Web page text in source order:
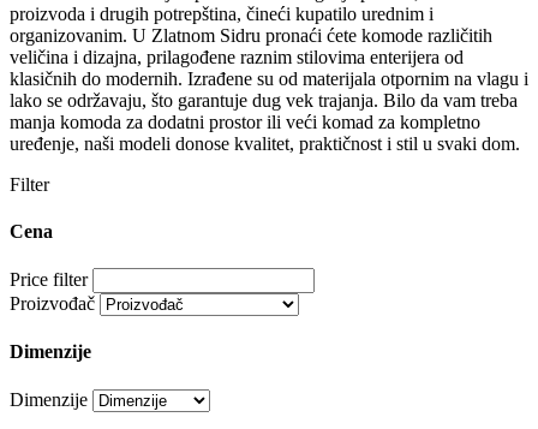
proizvoda i drugih potrepština, čineći kupatilo urednim i
organizovanim. U Zlatnom Sidru pronaći ćete komode različitih
veličina i dizajna, prilagođene raznim stilovima enterijera od
klasičnih do modernih. Izrađene su od materijala otpornim na vlagu i
lako se održavaju, što garantuje dug vek trajanja. Bilo da vam treba
manja komoda za dodatni prostor ili veći komad za kompletno
uređenje, naši modeli donose kvalitet, praktičnost i stil u svaki dom.
Filter
Cena
Price filter
Proizvođač
Dimenzije
Dimenzije